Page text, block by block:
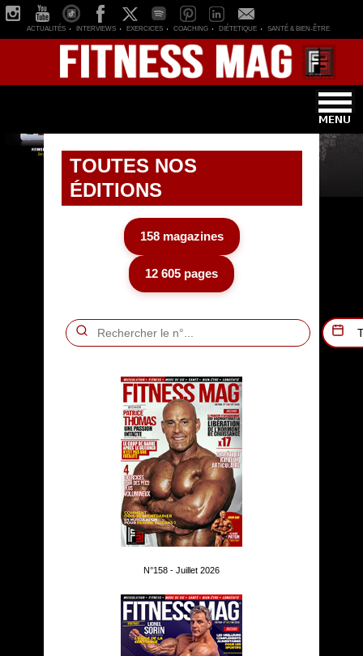
ACTUALITÉS INTERVIEWS EXERCICES COACHING DIÉTETIQUE SANTÉ & BIEN-ÊTRE
TOUTES NOS
ÉDITIONS
158 magazines
12 605 pages
N°158 - Juillet 2026